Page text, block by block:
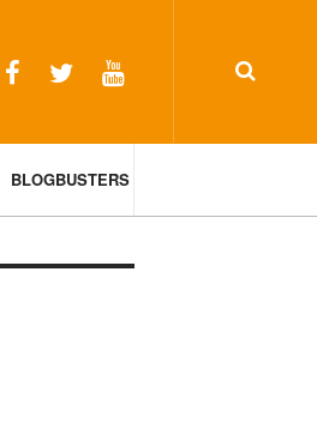
BLOGBUSTERS